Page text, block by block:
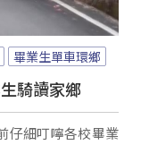
畢業生單車環鄉
騎讀家鄉
仔細叮嚀各校畢業